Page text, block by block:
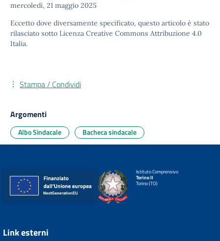
mercoledì, 21 maggio 2025
Eccetto dove diversamente specificato, questo articolo è stato
rilasciato sotto Licenza Creative Commons Attribuzione 4.0
Italia.
Stampa / Condividi
Argomenti
Albo Sindacale Bacheca sindacale
Istituto Comprensivo
Torino II
Torino (TO)
Link esterni